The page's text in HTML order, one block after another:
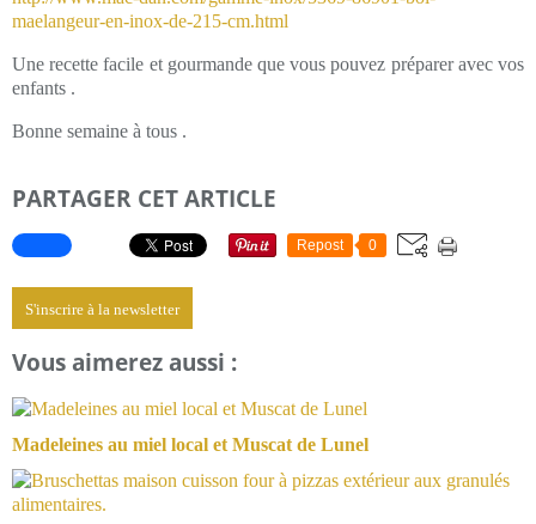
maelangeur-en-inox-de-215-cm.html
Une recette facile et gourmande que vous pouvez préparer avec vos
enfants .
Bonne semaine à tous .
PARTAGER CET ARTICLE
Repost 0
S'inscrire à la newsletter
Vous aimerez aussi :
Madeleines au miel local et Muscat de Lunel